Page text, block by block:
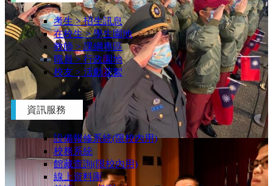
考生 > 招生訊息
在校生 > 學生園地
教師 > 課綱專區
職員 > 行政園地
校友 > 活動花絮
資訊服務
設備報修系統(限校內用)
校務系統
館藏查詢(限校內用)
線上資料庫